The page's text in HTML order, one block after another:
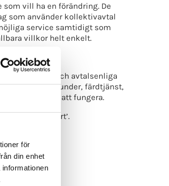
för
din enhet
vill ha en förändring. De
som använder kollektivavtal
service samtidigt som
villkor helt enkelt.
utbildning och avtalsenliga
köra privatkunder, färdtjänst,
är tänkt att fungera.
i ’Rapport’.